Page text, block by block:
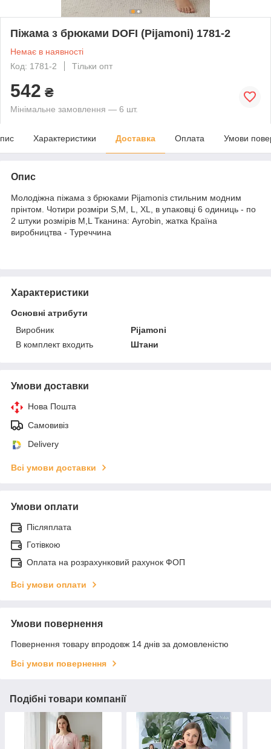
Піжама з брюками DOFI (Pijamoni) 1781-2
Немає в наявності
Код: 1781-2
Тільки опт
542 ₴
Мінімальне замовлення — 6 шт.
Характеристики Доставка Оплата Умови
Опис
Молодіжна піжама з брюками Pijamoniз стильним модним
прінтом. Чотири розміри S,M, L, XL, в упаковці 6 одиниць - по
2 штуки розмірів M,L Тканина: Ayrobin, жатка Країна
виробництва - Туреччина
Характеристики
Основні атрибути
Виробник
Pijamoni
В комплект входить
Штани
Умови доставки
Нова Пошта
Самовивіз
Delivery
Всі умови доставки
Умови оплати
Післяплата
Готівкою
Оплата на розрахунковий рахунок ФОП
Всі умови оплати
Умови повернення
Повернення товару впродовж 14 днів за домовленістю
Всі умови повернення
Подібні товари компанії